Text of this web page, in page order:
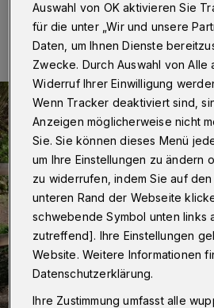
24.04.2025 , 09:00 Uhr Eine
Auswahl von OK aktivieren Sie
für die unter „Wir und unsere
Daten, um Ihnen Dienste
Zwecke. Durch Auswahl von Alle
Widerruf Ihrer Einwilligung
Wenn Tracker deaktiviert sind,
Anzeigen möglicherweise nicht
Sie. Sie können dieses Menü
um Ihre Einstellungen zu ändern
zu widerrufen, indem Sie auf den
unteren Rand der Webseite
schwebende Symbol unten links
zutreffend]. Ihre Einstellungen
Website. Weitere Informationen
Datenschutzerklärung.
Ihre Zustimmung umfasst alle